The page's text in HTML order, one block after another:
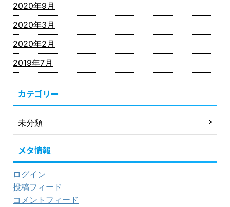
2020年9月
2020年3月
2020年2月
2019年7月
カテゴリー
未分類
メタ情報
ログイン
投稿フィード
コメントフィード